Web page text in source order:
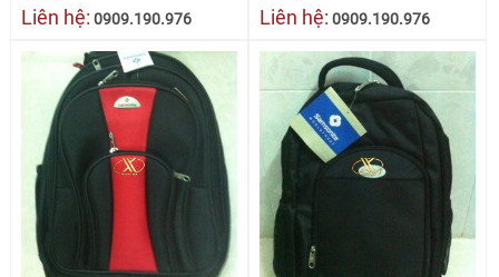
Liên hệ: 0909.190.976 Liên hệ: 0909.190.976